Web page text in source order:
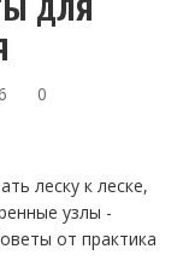
0
леску к леске,
узлы -
от практика